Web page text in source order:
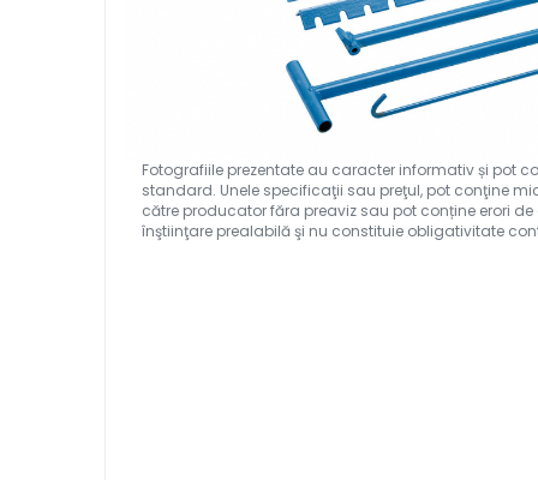
Strunguri universale
Strunguri universale cu afisaj